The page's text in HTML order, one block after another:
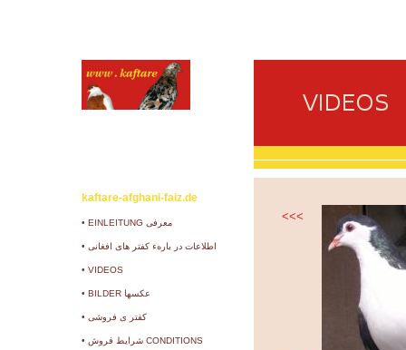
kaftare-afghani-faiz.de
• EINLEITUNG معرفی
• اطلاعات در بارهء کفتر های افغانی
• VIDEOS
• BILDER عکسها
• کفتر ی فروشی
• شرایط فروش CONDITIONS
<<<